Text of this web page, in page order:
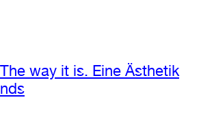
way it is. Eine Ästhetik